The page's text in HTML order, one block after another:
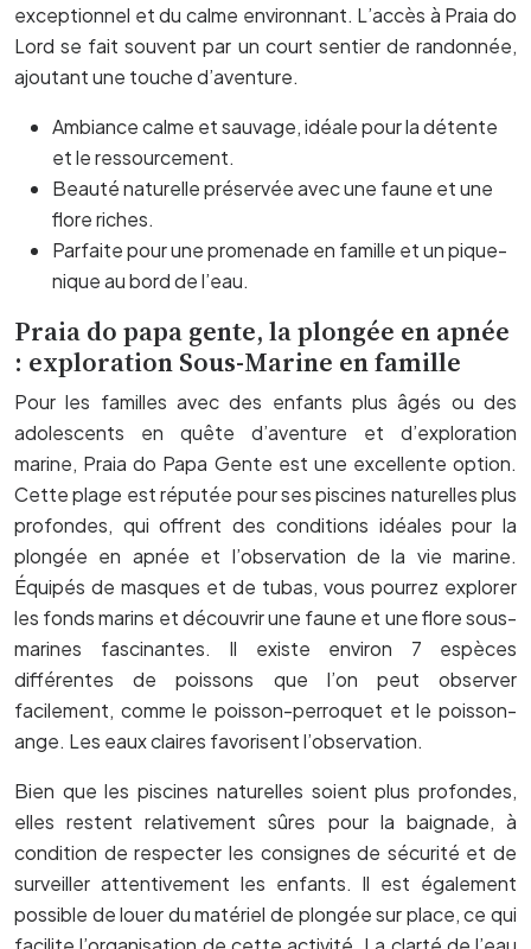
exceptionnel et du calme environnant. L’accès à Praia do
Lord se fait souvent par un court sentier de randonnée,
ajoutant une touche d’aventure.
Ambiance calme et sauvage, idéale pour la détente
et le ressourcement.
Beauté naturelle préservée avec une faune et une
flore riches.
Parfaite pour une promenade en famille et un pique-
nique au bord de l’eau.
Praia do papa gente, la plongée en apnée
: exploration Sous-Marine en famille
Pour les familles avec des enfants plus âgés ou des
adolescents en quête d’aventure et d’exploration
marine, Praia do Papa Gente est une excellente option.
Cette plage est réputée pour ses piscines naturelles plus
profondes, qui offrent des conditions idéales pour la
plongée en apnée et l’observation de la vie marine.
Équipés de masques et de tubas, vous pourrez explorer
les fonds marins et découvrir une faune et une flore sous-
marines fascinantes. Il existe environ 7 espèces
différentes de poissons que l’on peut observer
facilement, comme le poisson-perroquet et le poisson-
ange. Les eaux claires favorisent l’observation.
Bien que les piscines naturelles soient plus profondes,
elles restent relativement sûres pour la baignade, à
condition de respecter les consignes de sécurité et de
surveiller attentivement les enfants. Il est également
possible de louer du matériel de plongée sur place, ce qui